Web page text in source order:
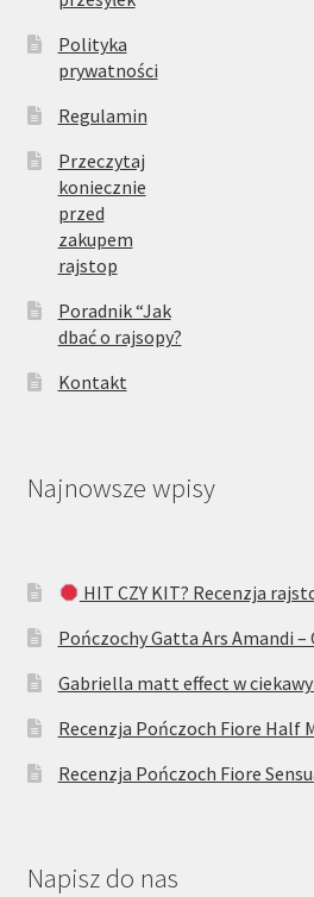
Polityka
prywatności
Regulamin
Przeczytaj
koniecznie
przed
zakupem
rajstop
Poradnik “Jak
dbać o rajsopy?
Kontakt
Najnowsze wpisy
HIT CZY KIT? Recenzja
Pończochy Gatta Ars Amandi
Gabriella matt effect w
Recenzja Pończoch Fiore Half
Recenzja Pończoch Fiore
Napisz do nas